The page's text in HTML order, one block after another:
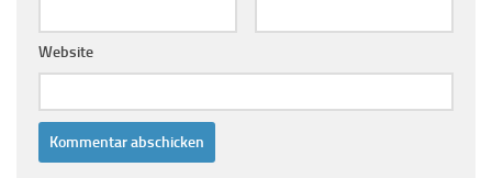
Website